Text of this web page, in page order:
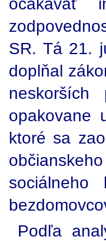
SR. Tá 21.
doplňal
opakovane
ktoré sa
sociálneho
Podľa